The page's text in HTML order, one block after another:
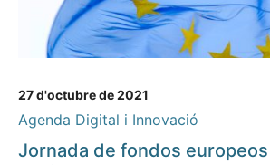
27 d'octubre de 2021
Agenda Digital i Innovació
Jornada de fondos europeos